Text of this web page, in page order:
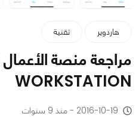
هاردوير تقنية
WORKSTATION
2016-10-19 - منذ 9 سنوات